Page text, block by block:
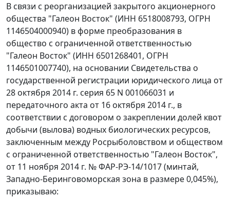
В связи с реорганизацией закрытого акционерного
общества "Галеон Восток" (ИНН 6518008793, ОГРН
1146504000940) в форме преобразования в
общество с ограниченной ответственностью
"Галеон Восток" (ИНН 6501268401, ОГРН
1146501007740), на основании Свидетельства о
государственной регистрации юридического лица от
28 октября 2014 г. серия 65 N 001066031 и
передаточного акта от 16 октября 2014 г., в
соответствии с договором о закреплении долей квот
добычи (вылова) водных биологических ресурсов,
заключенным между Росрыболовством и обществом
с ограниченной ответственностью "Галеон Восток",
от 11 ноября 2014 г. № ФАР-РЭ-14/1017 (минтай,
Западно-Беринговоморская зона в размере 0,045%),
приказываю: